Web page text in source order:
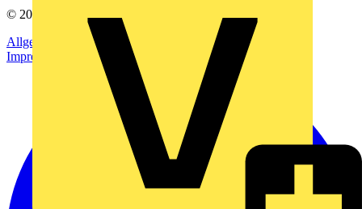
© 2002-
Allgemeine Geschäftsbedingungen
Datenschutzerklärung
Impressum